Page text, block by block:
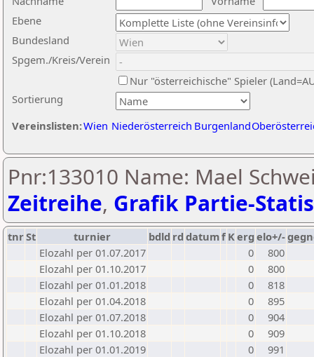
Ebene
Sortierung
Bundesland
Spgem./Kreis/Verein
Nur "österreichische" Spieler
Vereinslisten:Wien Niederösterreich Burgenland
Pnr:133010 Name: Mael
Zeitreihe, Grafik Partie-
tnrSt turnier bdld rd datumf Kerg elo+/-
Elozahl per 01.07.2017
0
800
Elozahl per 01.10.2017
0
800
Elozahl per 01.01.2018
0
818
Elozahl per 01.04.2018
0
895
Elozahl per 01.07.2018
0
904
Elozahl per 01.10.2018
0
909
Elozahl per 01.01.2019
0
991